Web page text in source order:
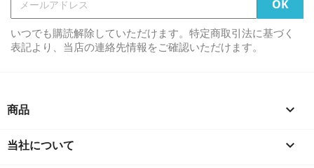
いつでも購読解除していただけます。特定商取引法に基づく
表記より、当店の連絡先情報をご確認いただけます。
商品 
当社について 